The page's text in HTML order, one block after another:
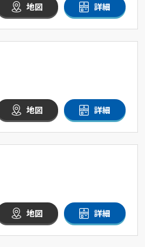
地図 詳細
地図 詳細
地図 詳細